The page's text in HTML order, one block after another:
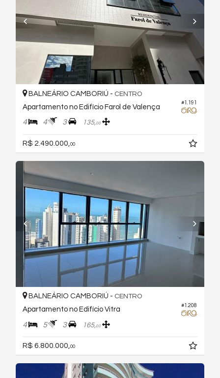
#1.191
BALNEÁRIO CAMBORIÚ - CENTRO
Apartamento no Edifício Farol de Valença
4 4 3 135,00
R$ 2.490.000, 00
#1.208
BALNEÁRIO CAMBORIÚ - CENTRO
Apartamento no Edifício Vitra
4 5 3 165,00
R$ 6.800.000,00